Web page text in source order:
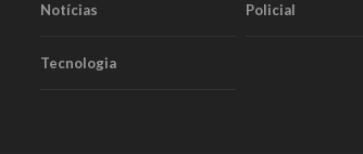
Notícias Policial
Tecnologia